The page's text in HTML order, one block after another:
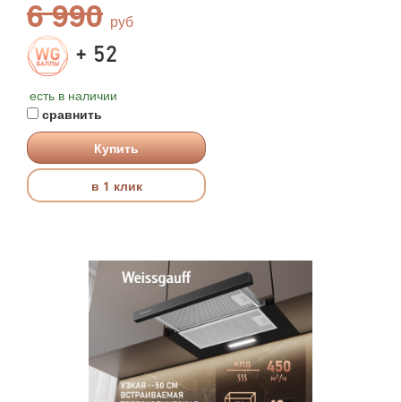
6 990
+ 52
есть в наличии
сравнить
Купить
в 1 клик